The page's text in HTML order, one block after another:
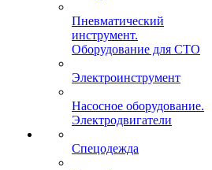
Пневматический
инструмент.
Оборудование для СТО
Электроинструмент
Насосное оборудование.
Электродвигатели
Спецодежда